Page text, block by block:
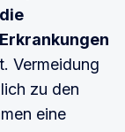
Vermeidung
zu den
eine